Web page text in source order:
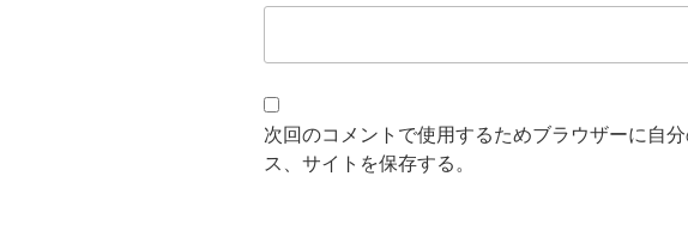
次回のコメントで使用するためブラウザーに自
ス、サイトを保存する。